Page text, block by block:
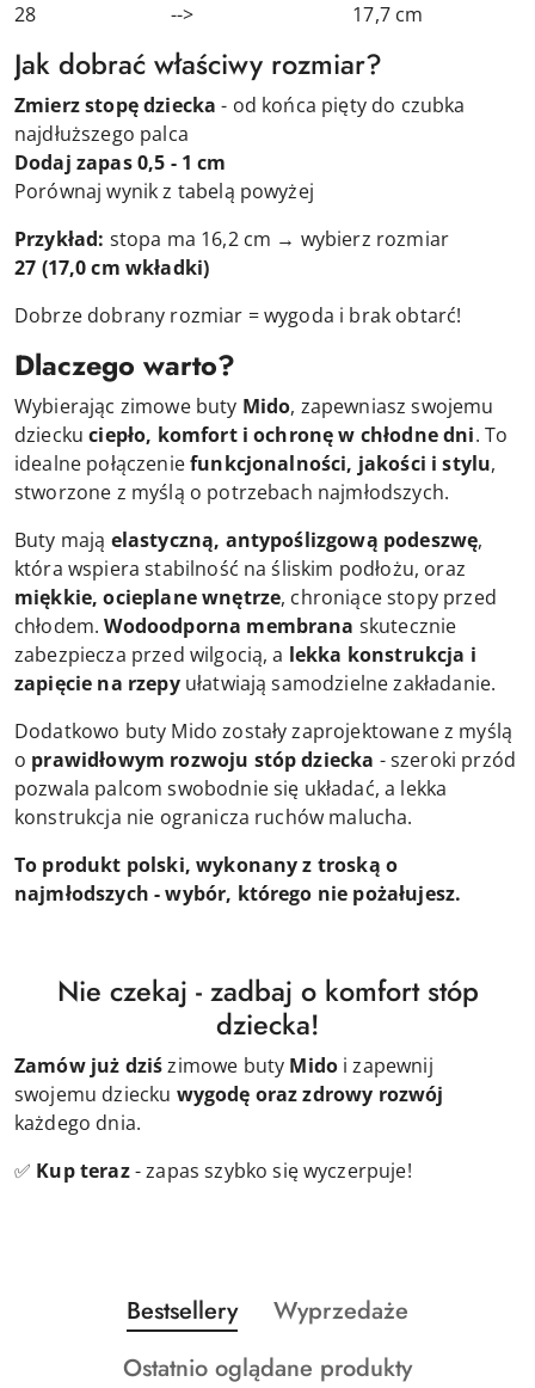
28 --> 17,7 cm
Jak dobrać właściwy rozmiar?
Zmierz stopę dziecka - od końca pięty do czubka
najdłuższego palca
Dodaj zapas 0,5 - 1 cm
Porównaj wynik z tabelą powyżej
Przykład: stopa ma 16,2 cm → wybierz rozmiar
27 (17,0 cm wkładki)
Dobrze dobrany rozmiar = wygoda i brak obtarć!
Dlaczego warto?
Wybierając zimowe buty Mido, zapewniasz swojemu
dzieckuciepło, komfort i ochronę w chłodne dni. To
idealne połączeniefunkcjonalności, jakości i stylu,
stworzone z myślą o potrzebach najmłodszych.
Buty mają elastyczną, antypoślizgową podeszwę,
która wspiera stabilność na śliskim podłożu, oraz
miękkie, ocieplane wnętrze, chroniące stopy przed
chłodem.Wodoodporna membrana skutecznie
zabezpiecza przed wilgocią, a lekka konstrukcja i
zapięcie na rzepyułatwiają samodzielne zakładanie.
Dodatkowo buty Mido zostały zaprojektowane z myślą
o prawidłowym rozwoju stóp dziecka - szeroki przód
pozwala palcom swobodnie się układać, a lekka
konstrukcja nie ogranicza ruchów malucha.
To produkt polski, wykonany z troską o
najmłodszych - wybór, którego nie pożałujesz.
Nie czekaj - zadbaj o komfort stóp
dziecka!
Zamów już dziśzimowe buty Mido i zapewnij
swojemu dziecku wygodę oraz zdrowy rozwój
każdego dnia.
✅ Kup teraz- zapas szybko się wyczerpuje!
Pomiń karuzelę produktów
Produkty
o
statusie:
Bestsellery
Produkty
statusie:
Wyprzedaże
Produkty
Ostatnio oglądane produkty